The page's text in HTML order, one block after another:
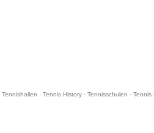
Tennishallen · Tennis History· Tennisschulen · Tennis